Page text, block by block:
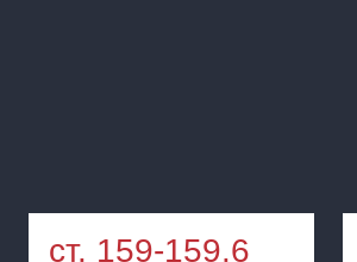
ст. 159-159.6